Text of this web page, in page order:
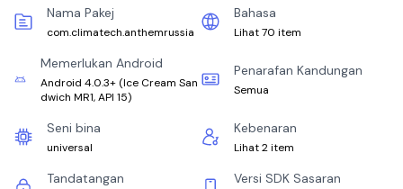
Nama Pakej
com.climatech.anthemrussia
Bahasa
Lihat 70 item
Memerlukan Android
Android 4.0.3+(Ice Cream San
dwich MR1, API 15)
Penarafan Kandungan
Semua
Seni bina
universal
Kebenaran
Lihat 2 item
Tandatangan Versi SDK Sasaran